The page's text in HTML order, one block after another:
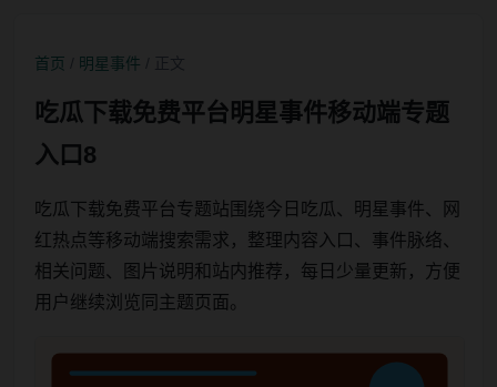
首页 明星事件
吃瓜下载免费平台明星事件移动端专题
入口8
吃瓜下载免费平台专题站围绕今日吃瓜、明星事件、网
红热点等移动端搜索需求，整理内容入口、事件脉络、
相关问题、图片说明和站内推荐，每日少量更新，方便
用户继续浏览同主题页面。